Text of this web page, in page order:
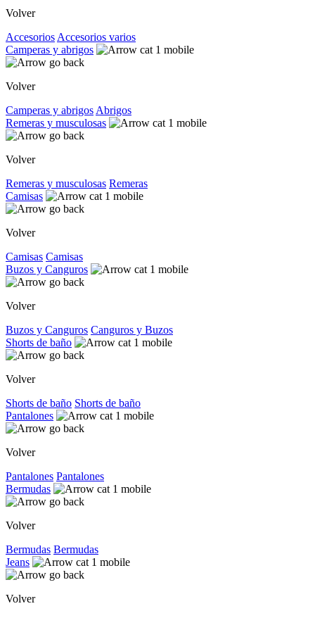
Volver
Accesorios Accesorios varios
Camperas y abrigos
Volver
Camperas y abrigos Abrigos
Remeras y musculosas
Volver
Remeras y musculosas Remeras
Camisas
Volver
Camisas Camisas
Buzos y Canguros
Volver
Buzos y Canguros Canguros y Buzos
Shorts de baño
Volver
Shorts de baño Shorts de baño
Pantalones
Volver
Pantalones Pantalones
Bermudas
Volver
Bermudas Bermudas
Jeans
Volver